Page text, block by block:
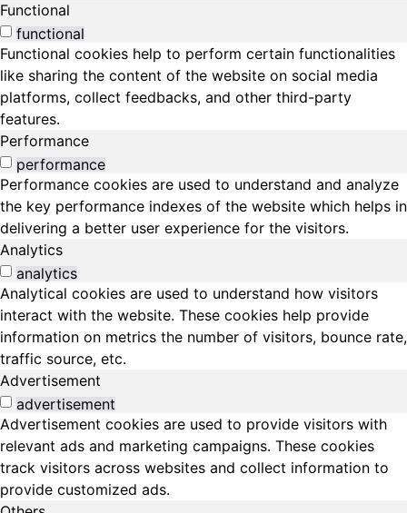
Functional
functional
Functional cookies help to perform certain functionalities
like sharing the content of the website on social media
platforms, collect feedbacks, and other third-party
features.
Performance
performance
Performance cookies are used to understand and analyze
the key performance indexes of the website which helps in
delivering a better user experience for the visitors.
Analytics
analytics
Analytical cookies are used to understand how visitors
interact with the website. These cookies help provide
information on metrics the number of visitors, bounce rate,
traffic source, etc.
Advertisement
advertisement
Advertisement cookies are used to provide visitors with
relevant ads and marketing campaigns. These cookies
track visitors across websites and collect information to
provide customized ads.